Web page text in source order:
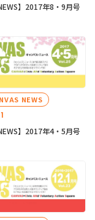
】2017年8・9月号
NEWS
】2017年4・5月号